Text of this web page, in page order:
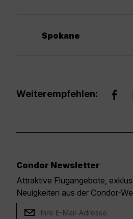
Spokane
Weiterempfehlen:
Condor Newsletter
Attraktive Flugangebote,
Neuigkeiten aus der Condor-